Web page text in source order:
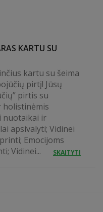
KARTU SU
kartu su šeima
pirtį! Jūsų
pirtis su
holistinėmis
nuotaikai ir
apsivalyti; Vidinei
Emocijoms
Vidinei...
SKAITYTI